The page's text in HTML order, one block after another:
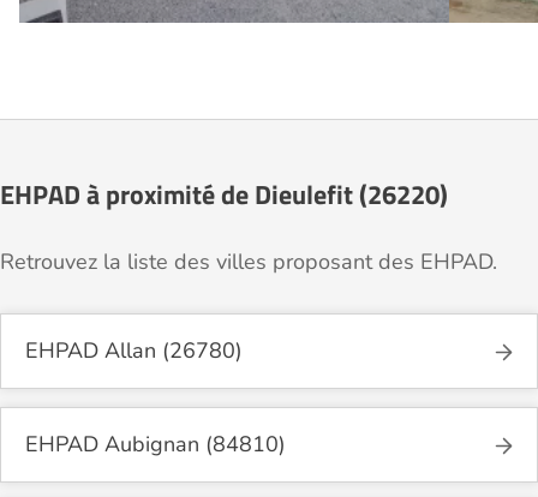
EHPAD à proximité de Dieulefit (26220)
Retrouvez la liste des villes proposant des EHPAD.
EHPAD Allan (26780)
EHPAD Aubignan (84810)